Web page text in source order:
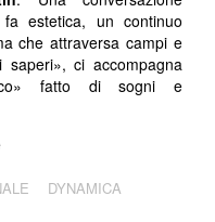
estetica, un continuo
che attraversa campi e
ci accompagna
fatto di sogni e
DYNAMICA